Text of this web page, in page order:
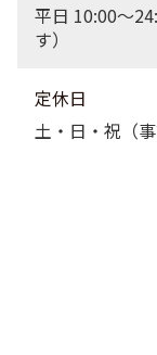
平日 10:00〜
す）
定休日
土・日・祝（